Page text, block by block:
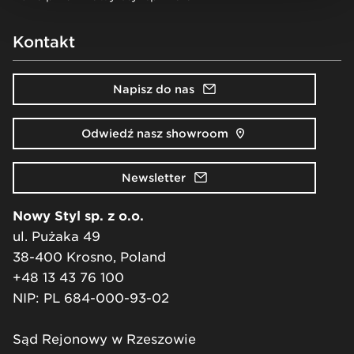
Kontakt
Napisz do nas
Odwiedź nasz showroom
Newsletter
Nowy Styl sp. z o.o.
ul. Pużaka 49
38-400 Krosno, Poland
+48 13 43 76 100
NIP: PL 684-000-93-02
Sąd Rejonowy w Rzeszowie